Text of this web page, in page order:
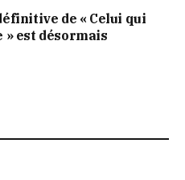
de « Celui qui
est désormais